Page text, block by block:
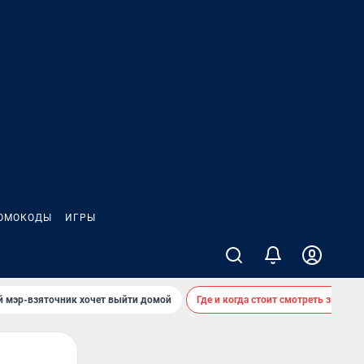
ИГРЫ
мэр-взяточник хочет выйти домой Где и когда стоит смотреть